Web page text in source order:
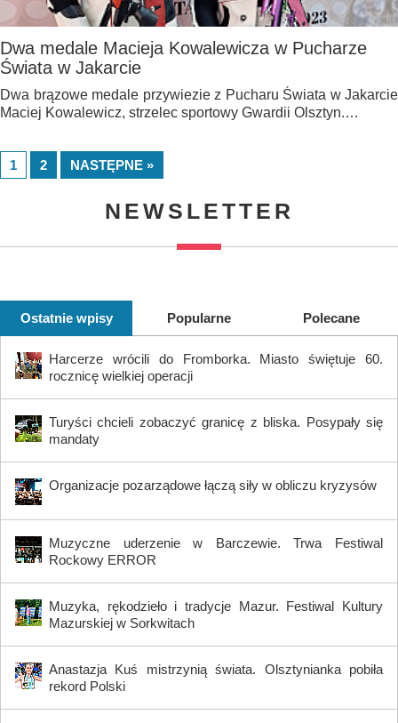
Dwa medale Macieja Kowalewicza w Pucharze
Świata w Jakarcie
Dwa brązowe medale przywiezie z Pucharu Świata w Jakarcie
Maciej Kowalewicz, strzelec sportowy Gwardii Olsztyn.…
1 2 NASTĘPNE »
NEWSLETTER
Ostatnie wpisy Popularne Polecane
Harcerze wrócili do Fromborka. Miasto świętuje 60.
rocznicę wielkiej operacji
Turyści chcieli zobaczyć granicę z bliska. Posypały się
mandaty
Organizacje pozarządowe łączą siły w obliczu kryzysów
Muzyczne uderzenie w Barczewie. Trwa Festiwal
Rockowy ERROR
Muzyka, rękodzieło i tradycje Mazur. Festiwal Kultury
Mazurskiej w Sorkwitach
Anastazja Kuś mistrzynią świata. Olsztynianka pobiła
rekord Polski